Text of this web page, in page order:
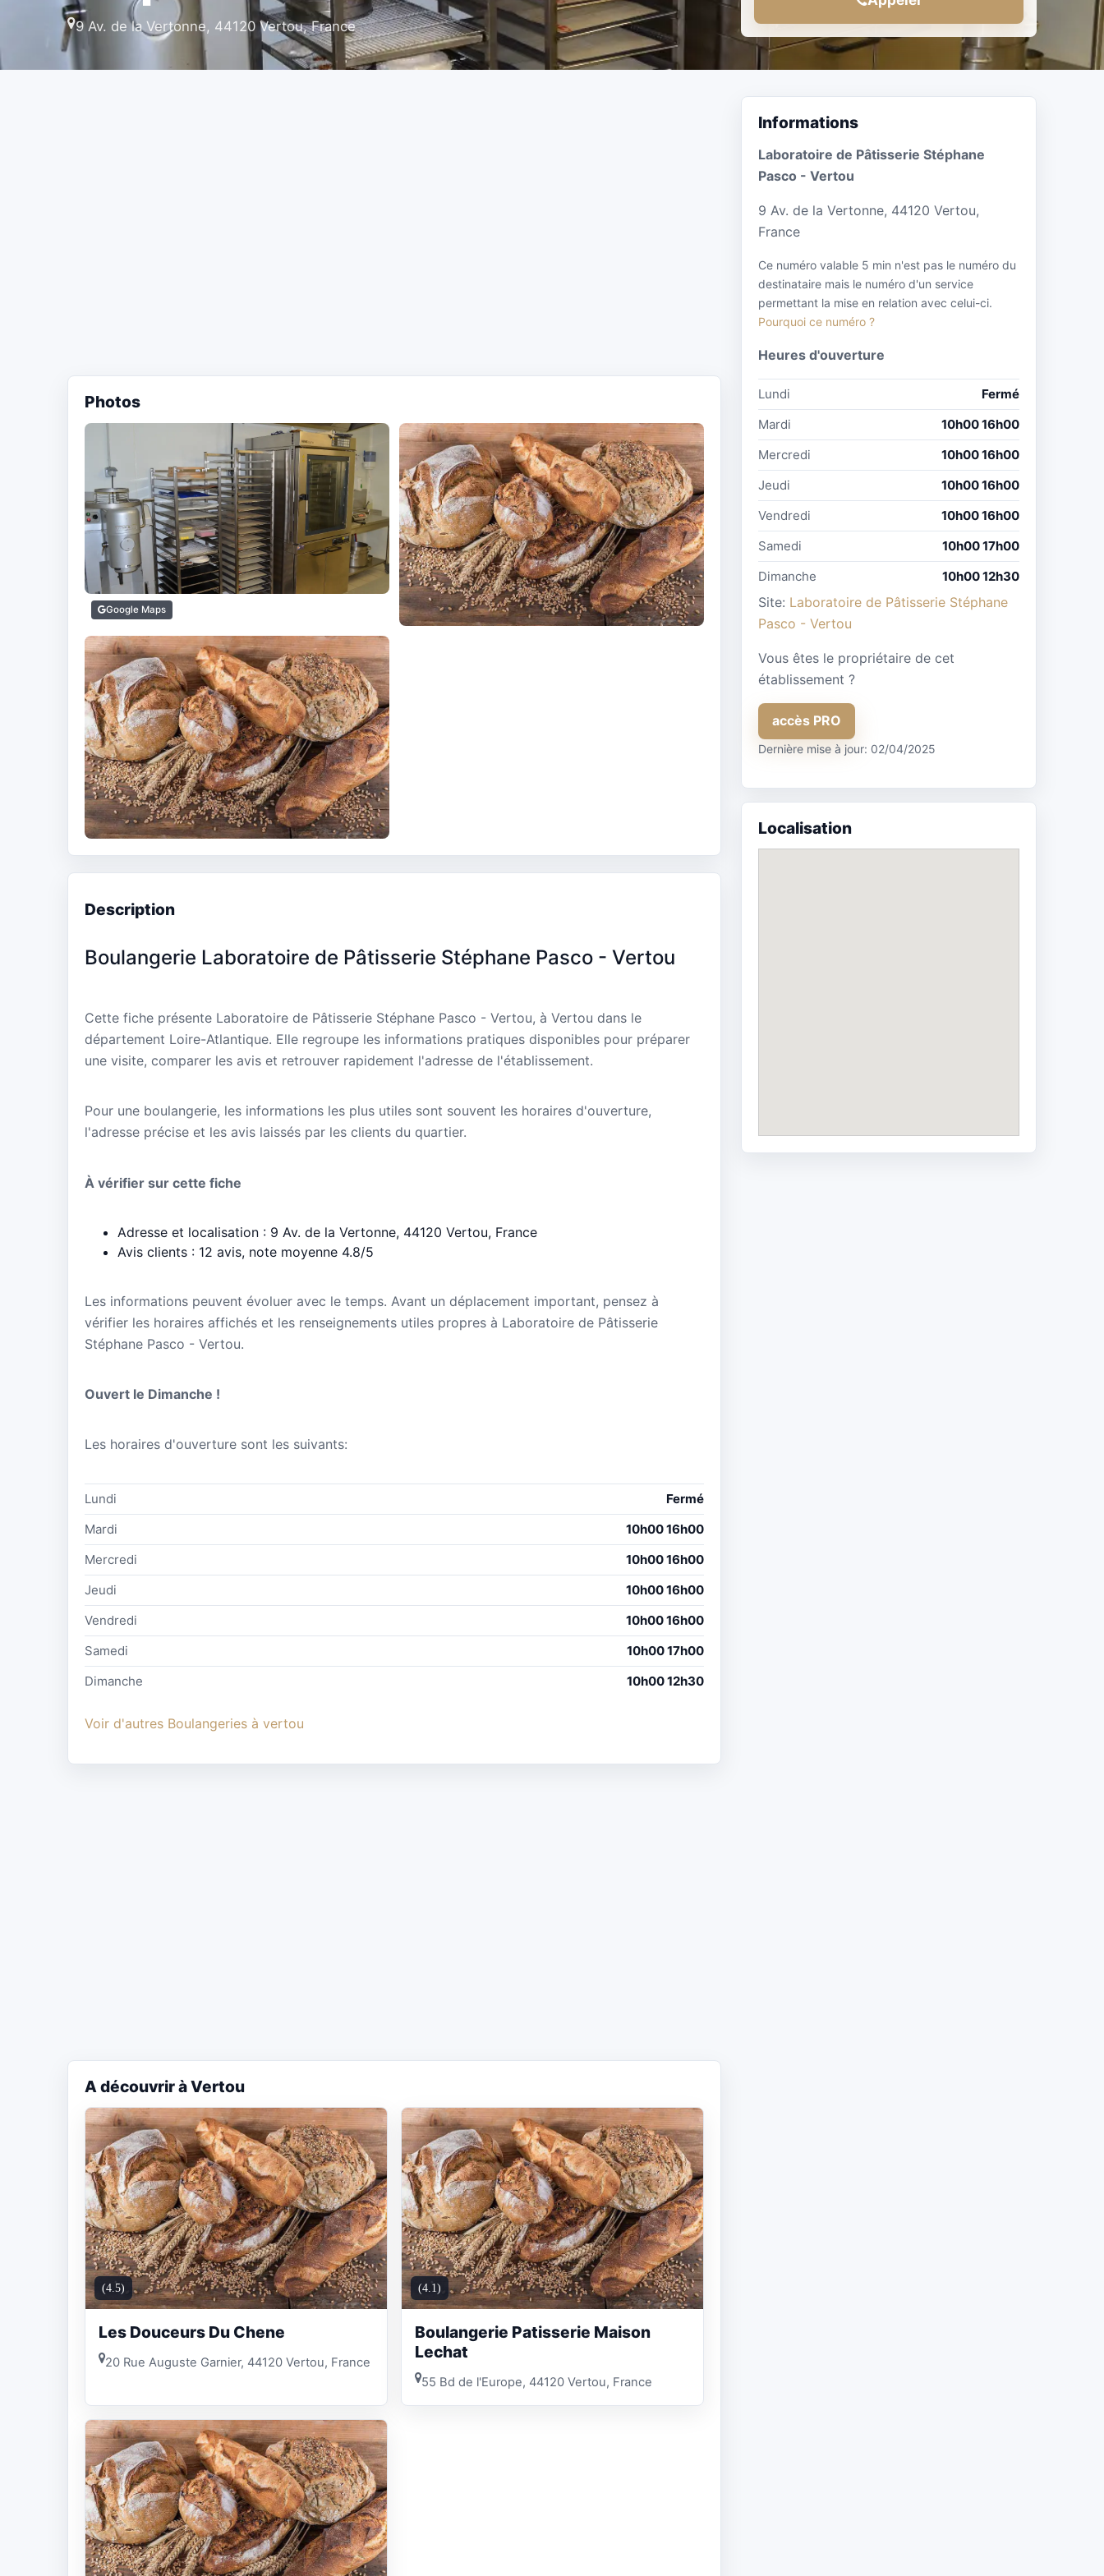
9 Av. de la Vertonne, 44120 Vertou, France
Photos
Google Maps
Description
Boulangerie Laboratoire de Pâtisserie Stéphane Pasco - Vertou
Cette fiche présente Laboratoire de Pâtisserie Stéphane Pasco - Vertou, à Vertou dans le
département Loire-Atlantique. Elle regroupe les informations pratiques disponibles pour préparer
une visite, comparer les avis et retrouver rapidement l'adresse de l'établissement.
Pour une boulangerie, les informations les plus utiles sont souvent les horaires d'ouverture,
l'adresse précise et les avis laissés par les clients du quartier.
À vérifier sur cette fiche
Adresse et localisation : 9 Av. de la Vertonne, 44120 Vertou, France
Avis clients : 12 avis, note moyenne 4.8/5
Les informations peuvent évoluer avec le temps. Avant un déplacement important, pensez à
vérifier les horaires affichés et les renseignements utiles propres à Laboratoire de Pâtisserie
Stéphane Pasco - Vertou.
Ouvert le Dimanche !
Les horaires d'ouverture sont les suivants:
Lundi
Fermé
Mardi
10h00 16h00
Mercredi
10h00 16h00
Jeudi
10h00 16h00
Vendredi
10h00 16h00
Samedi
10h00 17h00
Dimanche
10h00 12h30
Voir d'autres Boulangeries à vertou
A découvrir à Vertou
(4.5)
Les Douceurs Du Chene
20 Rue Auguste Garnier, 44120 Vertou, France
(4.1)
Boulangerie Patisserie Maison
Lechat
55 Bd de l'Europe, 44120 Vertou, France
Informations
Laboratoire de Pâtisserie Stéphane
Pasco - Vertou
9 Av. de la Vertonne, 44120 Vertou,
France
Ce numéro valable 5 min n'est pas le numéro du
destinataire mais le numéro d'un service
permettant la mise en relation avec celui-ci.
Pourquoi ce numéro ?
Heures d'ouverture
Lundi
Fermé
Mardi
10h00 16h00
Mercredi
10h00 16h00
Jeudi
10h00 16h00
Vendredi
10h00 16h00
Samedi
10h00 17h00
Dimanche
10h00 12h30
Site: Laboratoire de Pâtisserie Stéphane
Pasco - Vertou
Vous êtes le propriétaire de cet
établissement ?
accès PRO
Dernière mise à jour: 02/04/2025
Localisation